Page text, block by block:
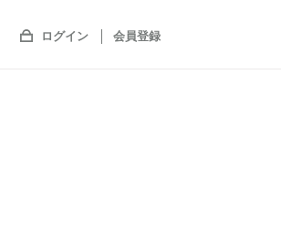
ログイン 会員登録